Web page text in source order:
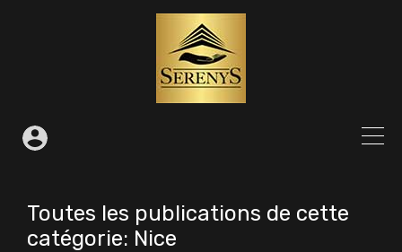
Toutes les publications de cette
catégorie: Nice